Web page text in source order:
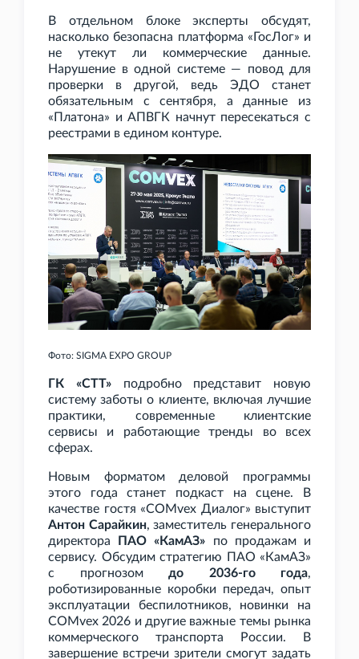
В отдельном блоке эксперты обсудят,
насколько безопасна платформа «ГосЛог» и
не утекут ли коммерческие данные.
Нарушение в одной системе — повод для
проверки в другой, ведь ЭДО станет
обязательным с сентября, а данные из
«Платона» и АПВГК начнут пересекаться с
реестрами в едином контуре.
Фото: SIGMA EXPO GROUP
ГК «СТТ»подробно представит новую
систему заботы о клиенте, включая лучшие
практики, современные клиентские
сервисы и работающие тренды во всех
сферах.
Новым форматом деловой программы
этого года станет подкаст на сцене. В
качестве гостя «COMvex Диалог» выступит
Антон Сарайкин, заместитель генерального
директора
ПАО «КамАЗ» по продажам и
сервису. Обсудим стратегию ПАО «КамАЗ»
с прогнозом до 2036-го года,
роботизированные коробки передач, опыт
эксплуатации беспилотников, новинки на
COMvex 2026 и другие важные темы рынка
коммерческого транспорта России. В
завершение встречи зрители смогут задать